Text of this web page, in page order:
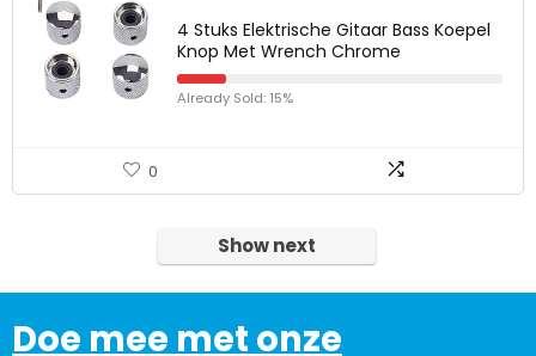
4 Stuks Elektrische Gitaar Bass Koepel
Knop Met Wrench Chrome
Already Sold: 15%
0
Show next
Doe mee met onze